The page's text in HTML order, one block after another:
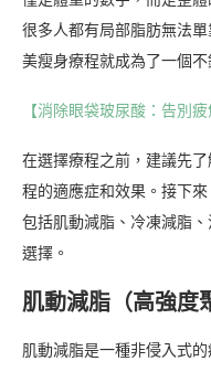
很多人都有局部脂肪無法
美瘦身療程就成為了一個不
【消除眼袋玻尿酸：告別
在選擇療程之前，建議先
程的適應症和效果。接下
包括肌動減脂、冷凍減脂
選擇。
肌動減脂（高強度
肌動減脂是一種非侵入式